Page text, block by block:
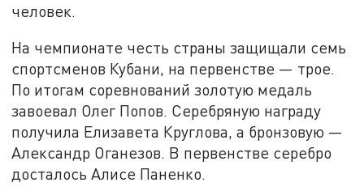
человек.
На чемпионате честь страны защищали семь
спортсменов Кубани, на первенстве — трое.
По итогам соревнований золотую медаль
завоевал Олег Попов. Серебряную награду
получила Елизавета Круглова, а бронзовую —
Александр Оганезов. В первенстве серебро
досталось Алисе Паненко.